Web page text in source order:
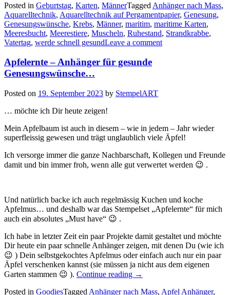
maritime
Karten
mit
Aquarelltechnik
auf
Posted in Geburtstag, Karten, MännerTagged Anhänger nach Mass,
Aquarelltechnik, Aquarelltechnik auf Pergamentpapier, Genesung,
Genesungswünsche, Krebs, Männer, maritim, maritime Karten,
Meeresbucht, Meerestiere, Muscheln, Ruhestand, Strandkrabbe,
Vatertag, werde schnell gesundLeave a comment
Apfelernte – Anhänger für gesunde
Genesungswünsche…
Posted on 19. September 2023 by StempelART
… möchte ich Dir heute zeigen!
Mein Apfelbaum ist auch in diesem – wie in jedem – Jahr wieder
superfleissig gewesen und trägt unglaublich viele Äpfel!
Ich versorge immer die ganze Nachbarschaft, Kollegen und Freunde
damit und bin immer froh, wenn alle gut verwertet werden 😉 .
Und natürlich backe ich auch regelmässig Kuchen und koche
Apfelmus… und deshalb war das Stempelset „Apfelernte“ für mich
auch ein absolutes „Must have“ 😉 .
Ich habe in letzter Zeit ein paar Projekte damit gestaltet und möchte
Dir heute ein paar schnelle Anhänger zeigen, mit denen Du (wie ich
😉 ) Dein selbstgekochtes Apfelmus oder einfach auch nur ein paar
Äpfel verschenken kannst (sie müssen ja nicht aus dem eigenen
Garten stammen 😉 ). Continue reading
„Apfelernte
Anhänger
→
Posted in GoodiesTagged Anhänger nach Mass, Apfel Anhänger,